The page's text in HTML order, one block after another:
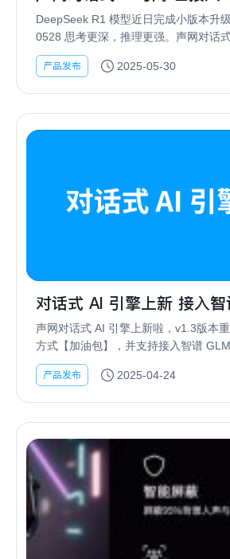
R1-0528
DeepSeek R1 模型近日完成小版本升
0528 思考更深，推理更强。声网对话
入，开发者可根据需要在 Playground
码，...
产品发布 2025-05-30
对话式 AI 引擎上新 接入
型，支持获取智能体短期
声网对话式 AI 引擎上新啦，v1.3版本
方式【加油包】，并支持接入智谱 GLM
带来了“获取智能体短期记忆”等一系列
助力开发者与客户更灵活、高效...
产品发布 2025-04-24